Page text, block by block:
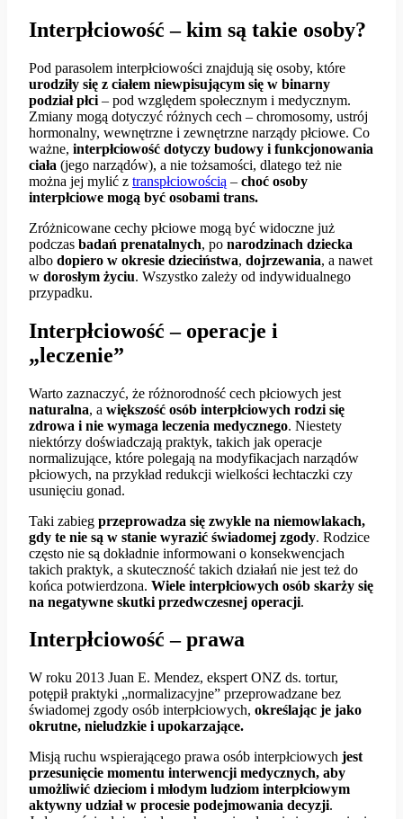
Interpłciowość – kim są takie osoby?
Pod parasolem interpłciowości znajdują się osoby, które
urodziły się z ciałem niewpisującym się w binarny
podział płci – pod względem społecznym i medycznym.
Zmiany mogą dotyczyć różnych cech – chromosomy, ustrój
hormonalny, wewnętrzne i zewnętrzne narządy płciowe. Co
ważne, interpłciowość dotyczy budowy i funkcjonowania
ciała (jego narządów), a nie tożsamości, dlatego też nie
można jej mylić z transpłciowością – choć osoby
interpłciowe mogą być osobami trans.
Zróżnicowane cechy płciowe mogą być widoczne już
podczas badań prenatalnych, po narodzinach dziecka
albo dopiero w okresie dzieciństwa, dojrzewania, a nawet
w dorosłym życiu. Wszystko zależy od indywidualnego
przypadku.
Interpłciowość – operacje i
„leczenie”
Warto zaznaczyć, że różnorodność cech płciowych jest
naturalna, a większość osób interpłciowych rodzi się
zdrowa i nie wymaga leczenia medycznego. Niestety
niektórzy doświadczają praktyk, takich jak operacje
normalizujące, które polegają na modyfikacjach narządów
płciowych, na przykład redukcji wielkości łechtaczki czy
usunięciu gonad.
Taki zabieg przeprowadza się zwykle na niemowlakach,
gdy te nie są w stanie wyrazić świadomej zgody. Rodzice
często nie są dokładnie informowani o konsekwencjach
takich praktyk, a skuteczność takich działań nie jest też do
końca potwierdzona. Wiele interpłciowych osób skarży się
na negatywne skutki przedwczesnej operacji.
Interpłciowość – prawa
W roku 2013 Juan E. Mendez, ekspert ONZ ds. tortur,
potępił praktyki „normalizacyjne” przeprowadzane bez
świadomej zgody osób interpłciowych, określając je jako
okrutne, nieludzkie i upokarzające.
Misją ruchu wspierającego prawa osób interpłciowych jest
przesunięcie momentu interwencji medycznych, aby
umożliwić dzieciom i młodym ludziom interpłciowym
aktywny udział w procesie podejmowania decyzji.